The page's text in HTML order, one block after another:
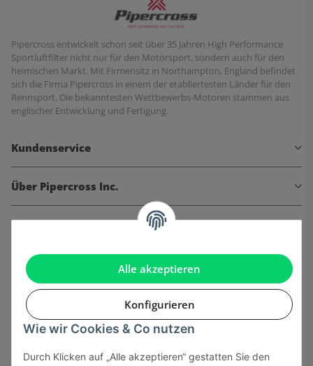
Alle akzeptieren
Konfigurieren
Wie wir Cookies & Co nutzen
Durch Klicken auf „Alle akzeptieren“ gestatten Sie den
Pipercross entwickelt schon seit über 35 Jahren High Performance
Sportluftfilter nicht nur für den Motorsport, sondern auch für den
heimischen Markt. Mit Firmensitz in Northampton, England befindet
sich die Firma Pipercross in einem der etabliertesten Länder für den
Rennsport. Die bekanntesten Wettbewerbs-Motoren stammen aus
englischer Entwicklung und Fertigung.
Kundenservice
Über Pipercross Inc.
Informationen
Gesetzliche Informationen